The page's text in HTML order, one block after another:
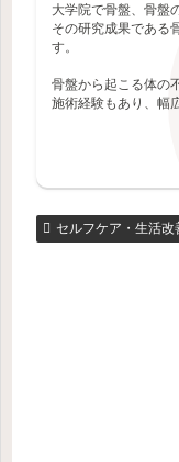
大学院で骨盤、骨盤
その研究成果である
す。
骨盤から起こる体の
施術経験もあり、幅
セルフケア・生活改